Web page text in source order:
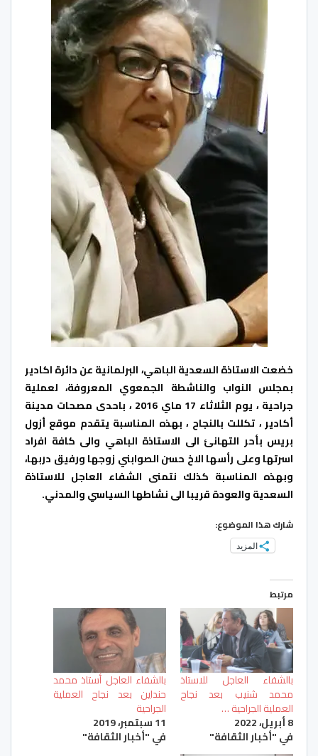
خضعت الاستاذة السعدية الباهي، البرلمانية عن دائرة اكادير
بمجلس النواب والناشطة الجمعوي المعروفة، لعملية
جراحية ، يوم الثلاثاء 17 ماي 2016 ، باحدى مصحات مدينة
أكادير ، تكللت بالنجاح ، بهذه المناسبة يتقدم موقع أزول
بريس بأحر التهانئ الى الاستاذة الباهي والى كافة افراد
اسرتها وعلى رأسها الاخ حسن الصوابني زوجها ورفيق دربها،
وبهذه المناسبة كذلك نتمنى الشفاء العاجل للاستاذة
السعدية والعودة قريبا الى نشاطها السياسي والمدني.
شارك هذا الموضوع:
المزيد
مرتبط
بالشفاء العاجل للاستاذ
محمد شنيب بعد نجاح
العملية الجراحية …
8 أبريل، 2022
في "أخبار الثقافة"
بالشفاء العاجل أستاذ محمد
حنداين بعد نجاح العملية
الجراحية
11 سبتمبر، 2019
في "أخبار الثقافة"